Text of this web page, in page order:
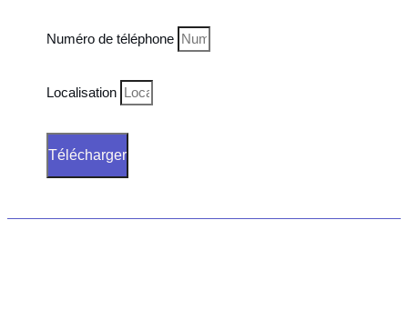
Numéro de téléphone
Localisation
Télécharger